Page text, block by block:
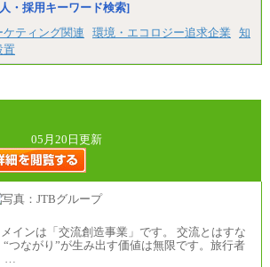
・採用キーワード検索]
ティング関連 環境・エコロジー追求企業
知
置
05月20日更新
インは「交流創造事業」です。 交流とはすな
つながり”が生み出す価値は無限です。旅行者
…